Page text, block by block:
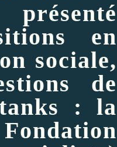
en
sociale,
de
: la